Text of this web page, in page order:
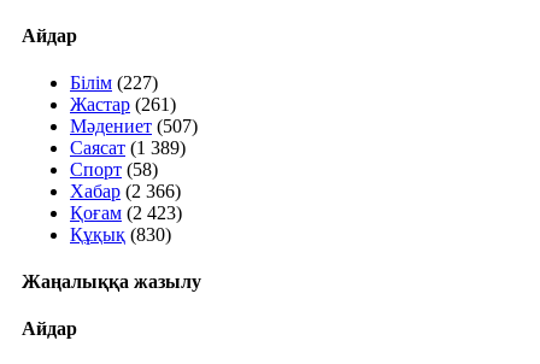
Айдар
Білім (227)
Жастар (261)
Мәдениет (507)
Саясат (1 389)
Спорт (58)
Хабар (2 366)
Қоғам (2 423)
Құқық (830)
Жаңалыққа жазылу
Айдар